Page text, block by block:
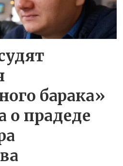
барака»
о прадеде